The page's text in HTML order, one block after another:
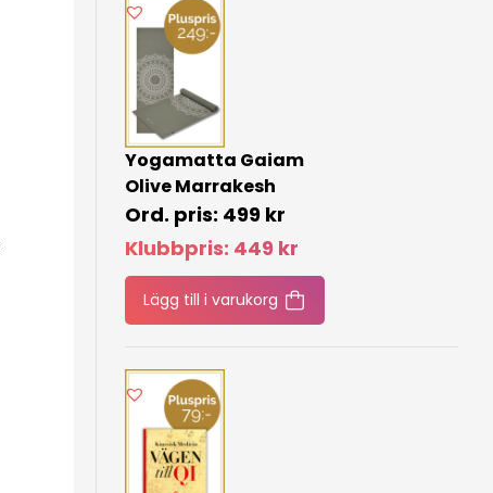
Yogamatta Gaiam
Olive Marrakesh
499 kr
Klubbpris: 449 kr
Lägg till i varukorg